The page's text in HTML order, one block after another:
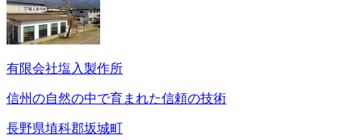
有限会社塩入製作所
信州の自然の中で育まれた信頼の技術
長野県埴科郡坂城町